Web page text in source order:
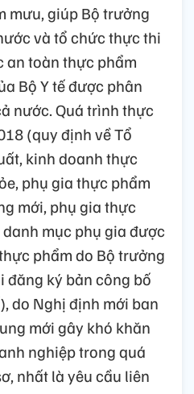
mưu, giúp Bộ trưởng
và tổ chức thực thi
an toàn thực phẩm
Bộ Y tế được phân
nước. Quá trình thực
(quy định về Tổ
kinh doanh thực
phụ gia thực phẩm
mới, phụ gia thực
mục phụ gia được
phẩm do Bộ trưởng
đăng ký bản công bố
do Nghị định mới ban
mới gây khó khăn
nghiệp trong quá
nhất là yêu cầu liên